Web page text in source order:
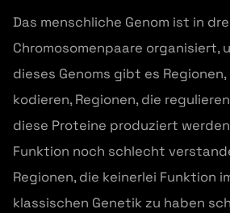
Das menschliche Genom ist in
Chromosomenpaare organisiert,
dieses Genoms gibt es
kodieren, Regionen, die
diese Proteine produziert
Funktion noch schlecht
Regionen, die keinerlei Funktion
klassischen Genetik zu haben